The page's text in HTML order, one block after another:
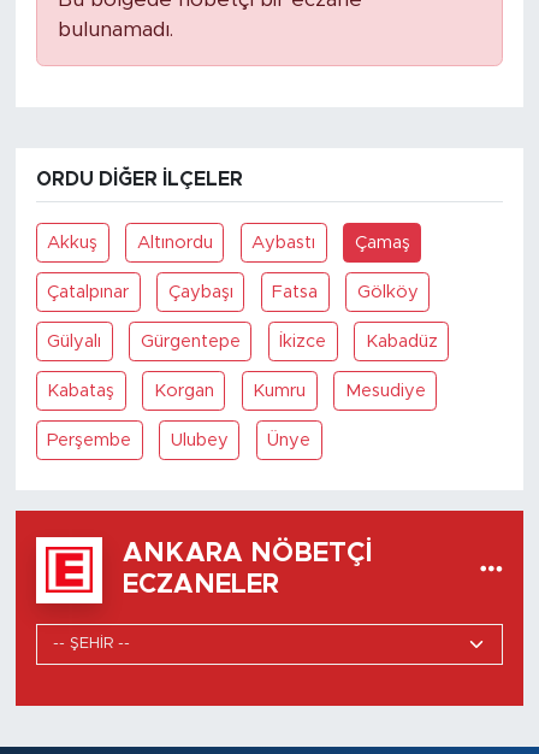
bulunamadı.
ORDU DIĞER İLÇELER
Akkuş Altınordu Aybastı Çamaş
Çatalpınar Çaybaşı Fatsa Gölköy
Gülyalı Gürgentepe İkizce Kabadüz
Kabataş Korgan Kumru Mesudiye
Perşembe Ulubey Ünye
ANKARA NÖBETÇI
ECZANELER